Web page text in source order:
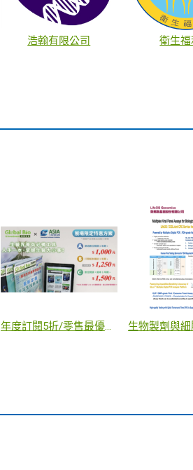
非侵入連續血糖監測系統